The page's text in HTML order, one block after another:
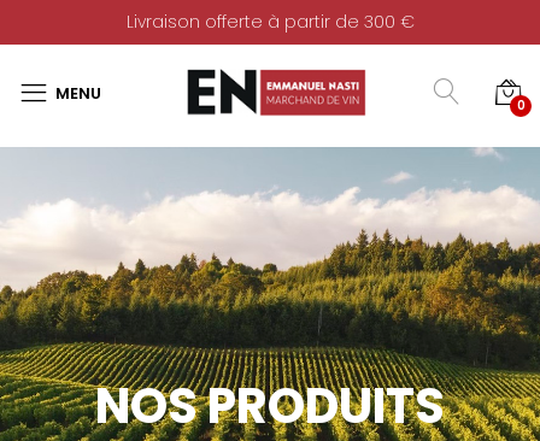
Livraison offerte à partir de 300 €
0
NOS PRODUITS